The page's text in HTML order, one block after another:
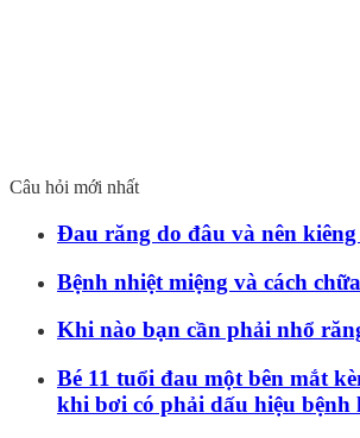
Câu hỏi mới nhất
Đau răng do đâu và nên kiêng
Bệnh nhiệt miệng và cách
Khi nào bạn cần phải nhổ
Bé 11 tuổi đau một bên mắt
khi bơi có phải dấu hiệu bệnh